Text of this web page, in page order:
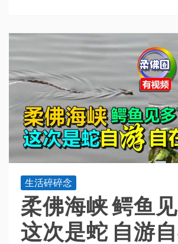
生活碎碎念
柔佛海峡 鳄鱼
这次是蛇 自游